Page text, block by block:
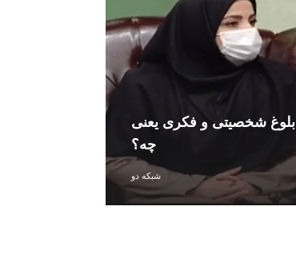
بلوغ شخصیتی و فکری یعنی
چه؟
شبکه دو